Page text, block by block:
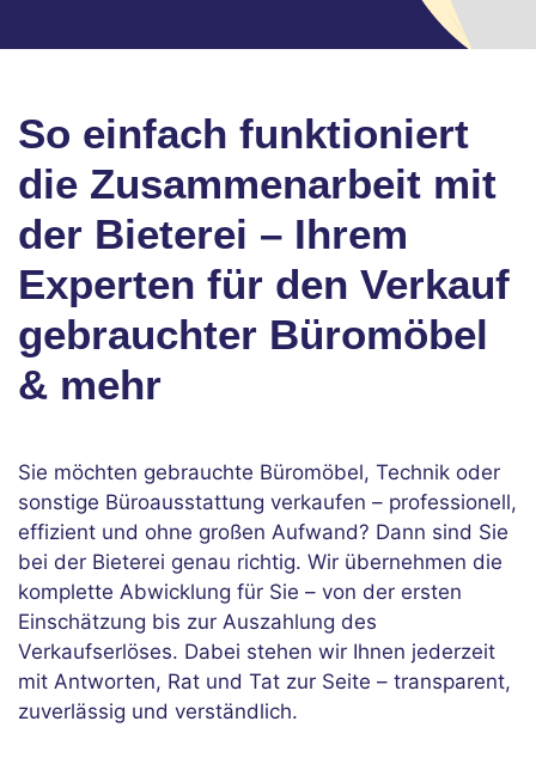
So einfach funktioniert
die Zusammenarbeit mit
der Bieterei – Ihrem
Experten für den Verkauf
gebrauchter Büromöbel
& mehr
Sie möchten gebrauchte Büromöbel, Technik oder
sonstige Büroausstattung verkaufen – professionell,
effizient und ohne großen Aufwand? Dann sind Sie
bei der Bieterei genau richtig. Wir übernehmen die
komplette Abwicklung für Sie – von der ersten
Einschätzung bis zur Auszahlung des
Verkaufserlöses. Dabei stehen wir Ihnen jederzeit
mit Antworten, Rat und Tat zur Seite – transparent,
zuverlässig und verständlich.